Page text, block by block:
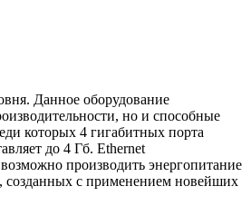
Данное оборудование
но и способные
которых 4 гигабитных порта
до 4 Гб. Ethernet
производить энергопитание
созданных с применением новейших